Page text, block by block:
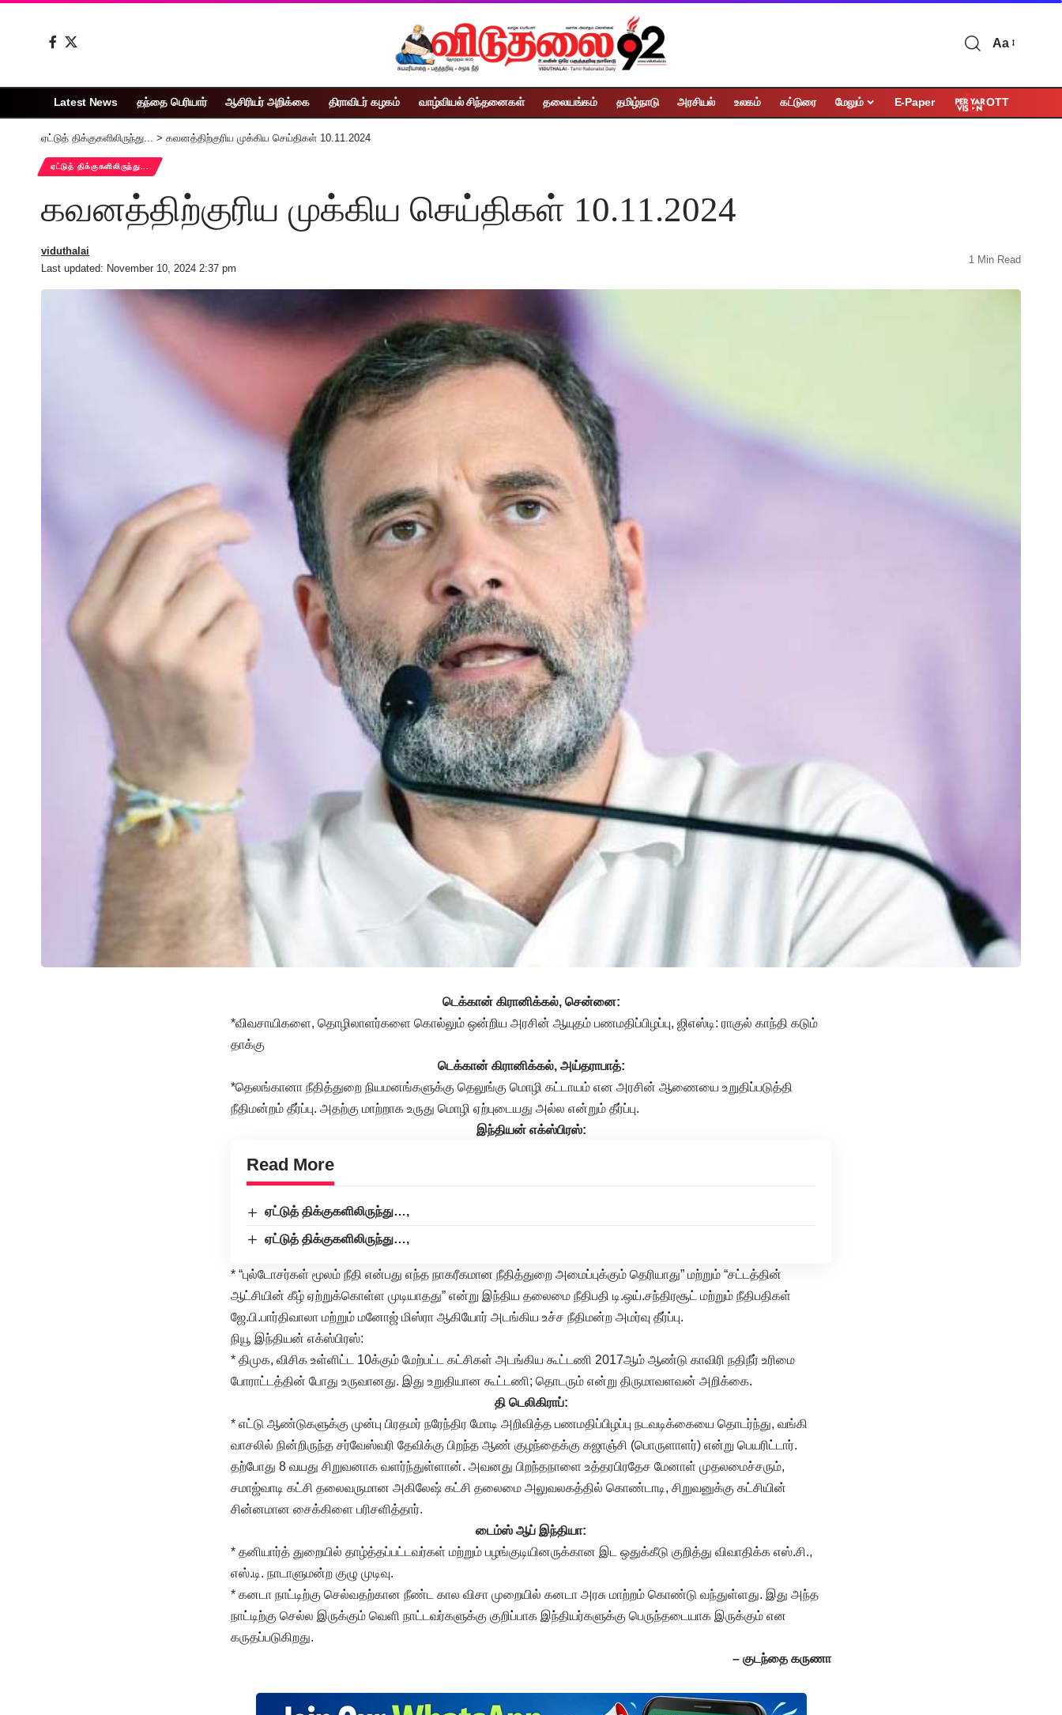
Aa
Latest News தந்தை பெரியார் ஆசிரியர் அறிக்கை திராவிடர் கழகம் வாழ்வியல் சிந்தனைகள் தலையங்கம் தமிழ்நாடு அரசியல் உலகம் கட்டுரை மேலும் E-Paper OTT
ஏட்டுத் திக்குகளிலிருந்து... > கவனத்திற்குரிய முக்கிய செய்திகள் 10.11.2024
ஏட்டுத் திக்குகளிலிருந்து...
கவனத்திற்குரிய முக்கிய செய்திகள் 10.11.2024
Last updated: November 10, 2024 2:37 pm
viduthalai
1 Min Read
டெக்கான் கிரானிக்கல், சென்னை:
*விவசாயிகளை, தொழிலாளர்களை கொல்லும் ஒன்றிய அரசின் ஆயுதம் பணமதிப்பிழப்பு, ஜிஎஸ்டி: ராகுல் காந்தி கடும்
தாக்கு
டெக்கான் கிரானிக்கல், அய்தராபாத்:
*தெலங்கானா நீதித்துறை நியமனங்களுக்கு தெலுங்கு மொழி கட்டாயம் என அரசின் ஆணையை உறுதிப்படுத்தி
நீதிமன்றம் தீர்ப்பு. அதற்கு மாற்றாக உருது மொழி ஏற்புடையது அல்ல என்றும் தீர்ப்பு.
இந்தியன் எக்ஸ்பிரஸ்:
Read More
ஏட்டுத் திக்குகளிலிருந்து…,
ஏட்டுத் திக்குகளிலிருந்து…,
* “புல்டோசர்கள் மூலம் நீதி என்பது எந்த நாகரீகமான நீதித்துறை அமைப்புக்கும் தெரியாது” மற்றும் “சட்டத்தின்
ஆட்சியின் கீழ் ஏற்றுக்கொள்ள முடியாதது” என்று இந்திய தலைமை நீதிபதி டி.ஒய்.சந்திரசூட் மற்றும் நீதிபதிகள்
ஜே.பி.பார்திவாலா மற்றும் மனோஜ் மிஸ்ரா ஆகியோர் அடங்கிய உச்ச நீதிமன்ற அமர்வு தீர்ப்பு.
நியூ இந்தியன் எக்ஸ்பிரஸ்:
* திமுக, விசிக உள்ளிட்ட 10க்கும் மேற்பட்ட கட்சிகள் அடங்கிய கூட்டணி 2017ஆம் ஆண்டு காவிரி நதிநீர் உரிமை
போராட்டத்தின் போது உருவானது. இது உறுதியான கூட்டணி; தொடரும் என்று திருமாவளவன் அறிக்கை.
தி டெலிகிராப்:
* எட்டு ஆண்டுகளுக்கு முன்பு பிரதமர் நரேந்திர மோடி அறிவித்த பணமதிப்பிழப்பு நடவடிக்கையை தொடர்ந்து, வங்கி
வாசலில் நின்றிருந்த சர்வேஸ்வரி தேவிக்கு பிறந்த ஆண் குழந்தைக்கு கஜாஞ்சி (பொருளாளர்) என்று பெயரிட்டார்.
தற்போது 8 வயது சிறுவனாக வளர்ந்துள்ளான். அவனது பிறந்தநாளை உத்தரபிரதேச மேனாள் முதலமைச்சரும்,
சமாஜ்வாடி கட்சி தலைவருமான அகிலேஷ் கட்சி தலைமை அலுவலகத்தில் கொண்டாடி, சிறுவனுக்கு கட்சியின்
சின்னமான சைக்கிளை பரிசளித்தார்.
டைம்ஸ் ஆப் இந்தியா:
* தனியார்த் துறையில் தாழ்த்தப்பட்டவர்கள் மற்றும் பழங்குடியினருக்கான இட ஒதுக்கீடு குறித்து விவாதிக்க எஸ்.சி.,
எஸ்.டி. நாடாளுமன்ற குழு முடிவு.
* கனடா நாட்டிற்கு செல்வதற்கான நீண்ட கால விசா முறையில் கனடா அரசு மாற்றம் கொண்டு வந்துள்ளது. இது அந்த
நாட்டிற்கு செல்ல இருக்கும் வெளி நாட்டவர்களுக்கு குறிப்பாக இந்தியர்களுக்கு பெருந்தடையாக இருக்கும் என
கருதப்படுகிறது.
– குடந்தை கருணா